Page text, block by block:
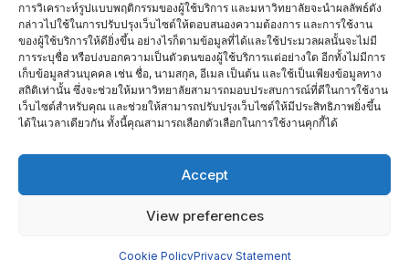
การวิเคราะห์รูปแบบพฤติกรรมของผู้ใช้บริการ และมหาวิทยาลัยจะนำผลลัพธ์ดัง
กล่าวไปใช้ในการปรับปรุงเว็บไซต์ให้ตอบสนองความต้องการ และการใช้งาน
ของผู้ใช้บริการให้ดียิ่งขึ้น อย่างไรก็ตามข้อมูลที่ได้และใช้ประมวลผลนั้นจะไม่มี
การระบุชื่อ หรือบ่งบอกความเป็นตัวตนของผู้ใช้บริการแต่อย่างใด อีกทั้งไม่มีการ
เก็บข้อมูลส่วนบุคคล เช่น ชื่อ, นามสกุล, อีเมล เป็นต้น และใช้เป็นเพียงข้อมูลทาง
สถิติเท่านั้น ซึ่งจะช่วยให้มหาวิทยาลัยสามารถมอบประสบการณ์ที่ดีในการใช้งาน
เว็บไซต์สำหรับคุณ และช่วยให้สามารถปรับปรุงเว็บไซต์ให้มีประสิทธิภาพยิ่งขึ้น
ได้ในเวลาเดียวกัน ทั้งนี้คุณสามารถเลือกตัวเลือกในการใช้งานคุกกี้ได้
Accept
View preferences
Cookie PolicyPrivacy Statement
ติดต่อเรา
Powered byWordPress &